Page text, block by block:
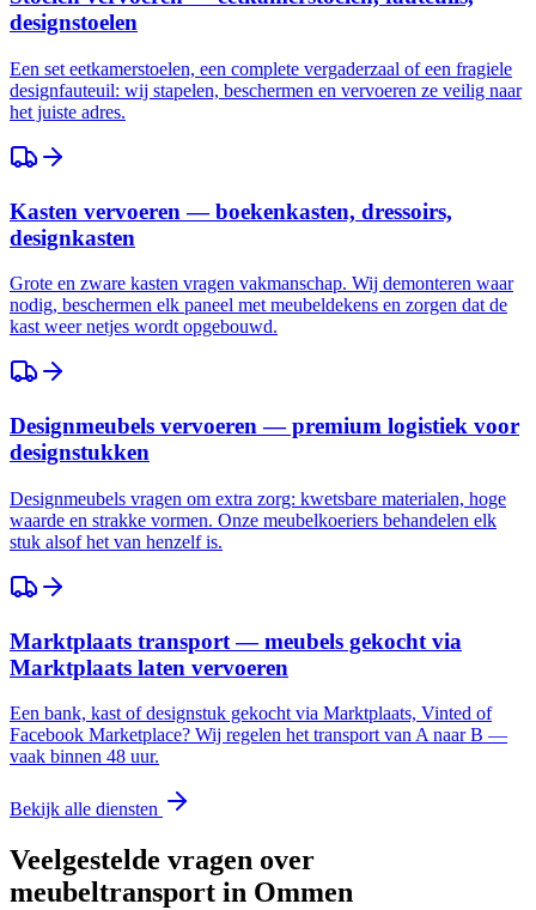
designstoelen
Een set eetkamerstoelen, een complete vergaderzaal of een fragiele
designfauteuil: wij stapelen, beschermen en vervoeren ze veilig naar
het juiste adres.
Kasten vervoeren — boekenkasten, dressoirs,
designkasten
Grote en zware kasten vragen vakmanschap. Wij demonteren waar
nodig, beschermen elk paneel met meubeldekens en zorgen dat de
kast weer netjes wordt opgebouwd.
Designmeubels vervoeren — premium logistiek voor
designstukken
Designmeubels vragen om extra zorg: kwetsbare materialen, hoge
waarde en strakke vormen. Onze meubelkoeriers behandelen elk
stuk alsof het van henzelf is.
Marktplaats transport — meubels gekocht via
Marktplaats laten vervoeren
Een bank, kast of designstuk gekocht via Marktplaats, Vinted of
Facebook Marketplace? Wij regelen het transport van A naar B —
vaak binnen 48 uur.
Bekijk alle diensten
Veelgestelde vragen over
meubeltransport in Ommen